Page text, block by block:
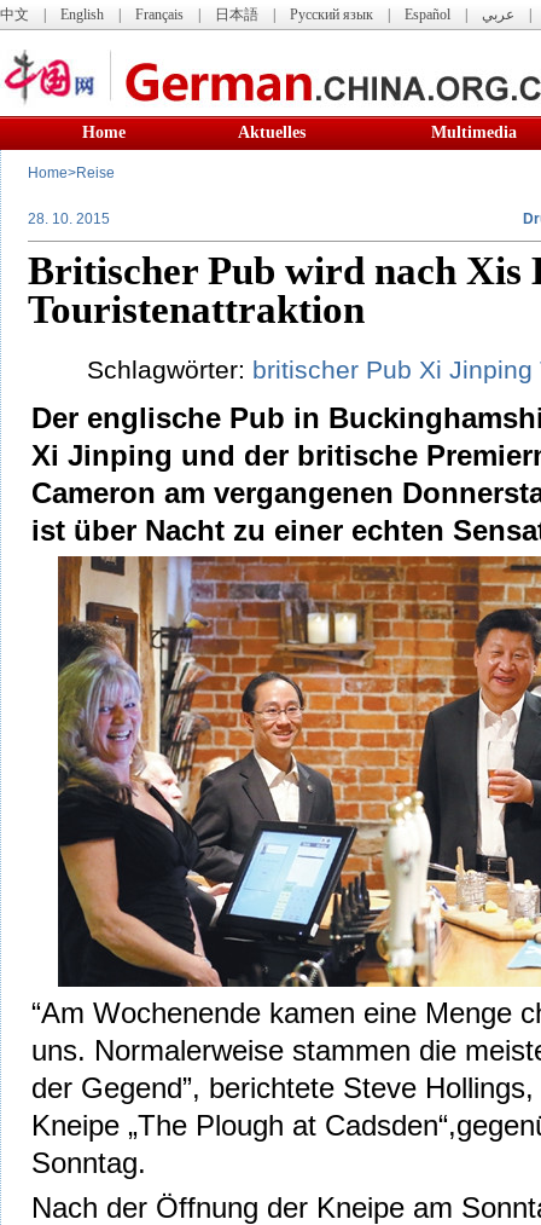
中文 English Français 日本語 Русский язык Español عربي
Home Aktuelles Multimedia
Home>Reise
28. 10. 2015
Britischer Pub wird nach Xis
Touristenattraktion
Schlagwörter: britischer Pub Xi Jinping
Der englische Pub in
Xi Jinping und der britische
Cameron am vergangenen
ist über Nacht zu einer echten
“Am Wochenende kamen eine Menge
uns. Normalerweise stammen die
der Gegend”, berichtete Steve
Kneipe „The Plough at
Sonntag.
Nach der Öffnung der Kneipe am